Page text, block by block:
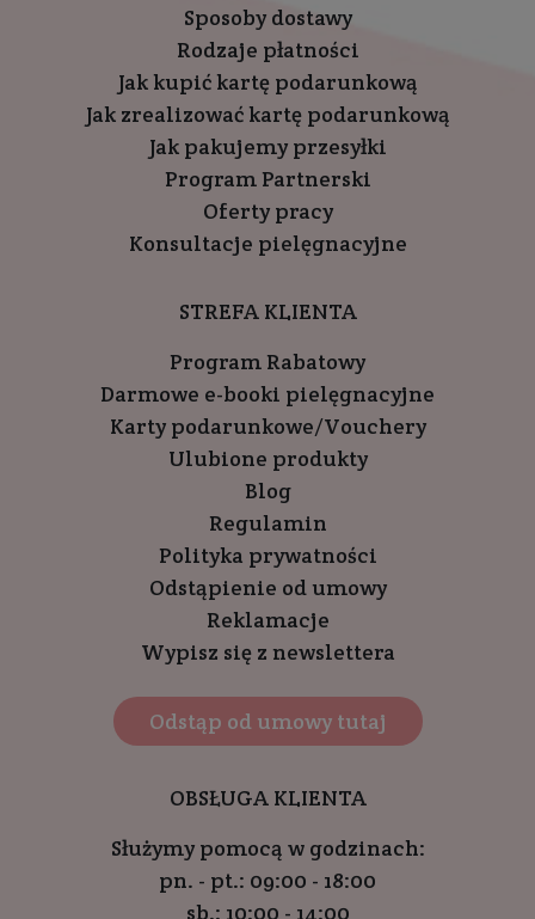
Sposoby dostawy
Rodzaje płatności
Jak kupić kartę podarunkową
Jak zrealizować kartę podarunkową
Jak pakujemy przesyłki
Program Partnerski
Oferty pracy
Konsultacje pielęgnacyjne
STREFA KLIENTA
Program Rabatowy
Darmowe e-booki pielęgnacyjne
Karty podarunkowe/Vouchery
Ulubione produkty
Blog
Regulamin
Polityka prywatności
Odstąpienie od umowy
Reklamacje
Wypisz się z newslettera
Odstąp od umowy tutaj
OBSŁUGA KLIENTA
Służymy pomocą w godzinach:
pn. - pt.: 09:00 - 18:00
sb.: 10:00 - 14:00